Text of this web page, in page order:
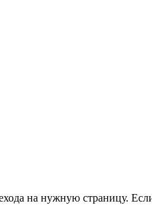
на нужную страницу.